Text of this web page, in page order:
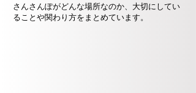
さんさんぽがどんな場所なのか、 大切にしてい
ることや関わり方をまとめています。